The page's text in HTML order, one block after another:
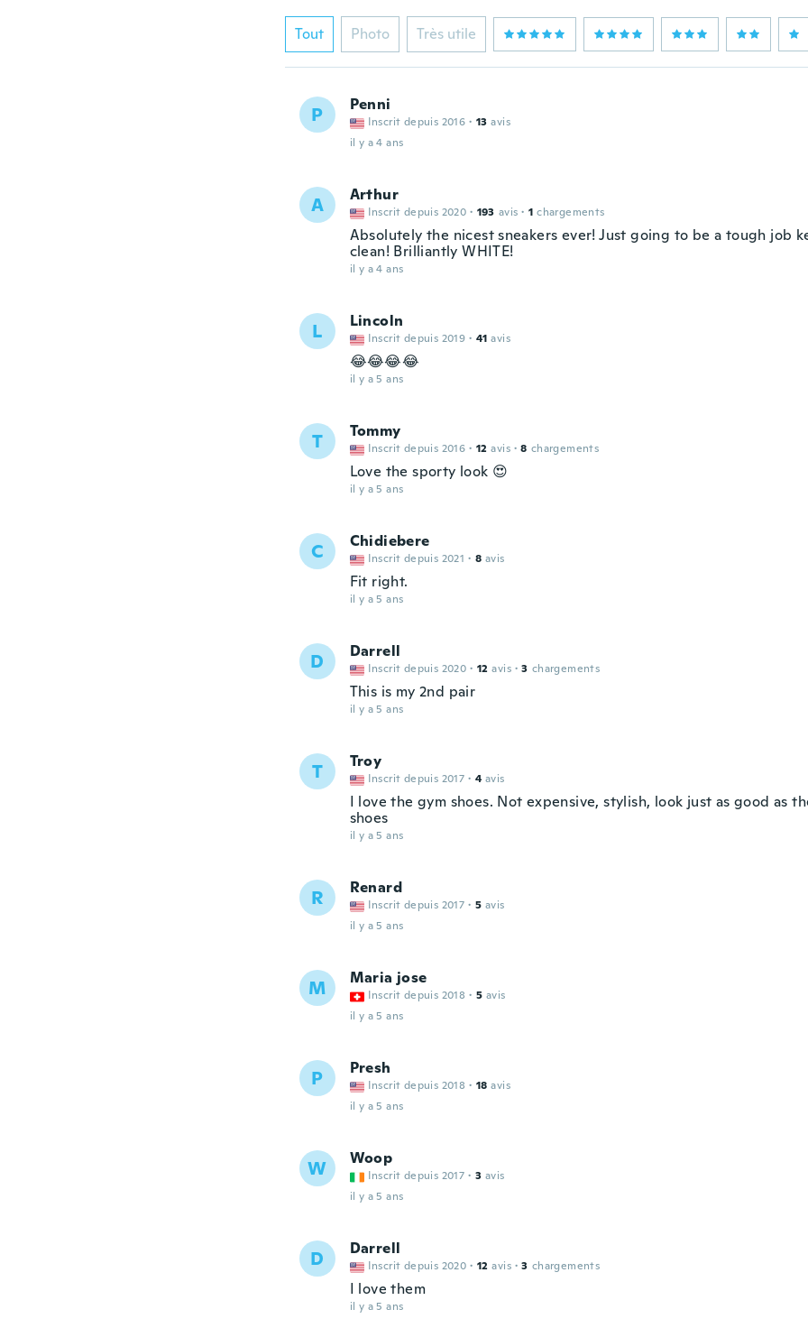
Tout Photo Très utile
P Penni
Inscrit depuis 2016 · 13 avis
il y a 4 ans
A Arthur
Inscrit depuis 2020 · 193 avis · 1 chargements
Absolutely the nicest sneakers ever! Just going to be a tough job
clean! Brilliantly WHITE!
il y a 4 ans
L Lincoln
Inscrit depuis 2019 · 41 avis
😂😂😂😂
il y a 5 ans
T Tommy
Inscrit depuis 2016 · 12 avis · 8 chargements
Love the sporty look 😍
il y a 5 ans
C Chidiebere
Inscrit depuis 2021 · 8 avis
Fit right.
il y a 5 ans
D Darrell
Inscrit depuis 2020 · 12 avis · 3 chargements
This is my 2nd pair
il y a 5 ans
T Troy
Inscrit depuis 2017 · 4 avis
I love the gym shoes. Not expensive, stylish, look just as good as
shoes
il y a 5 ans
R Renard
Inscrit depuis 2017 · 5 avis
il y a 5 ans
M Maria jose
Inscrit depuis 2018 · 5 avis
il y a 5 ans
P Presh
Inscrit depuis 2018 · 18 avis
il y a 5 ans
W Woop
Inscrit depuis 2017 · 3 avis
il y a 5 ans
D Darrell
Inscrit depuis 2020 · 12 avis · 3 chargements
I love them
il y a 5 ans